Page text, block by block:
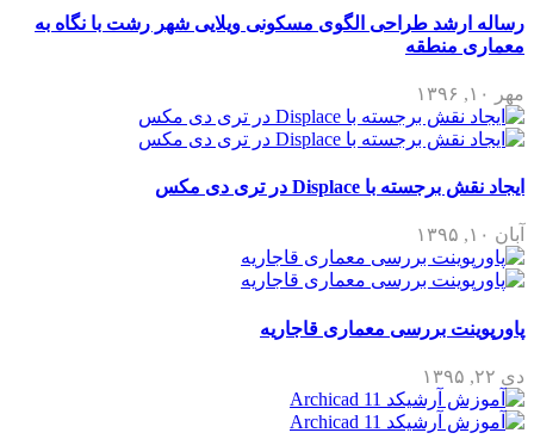
رساله ارشد طراحی الگوی مسکونی ویلایی شهر رشت با نگاه به
معماری منطقه
مهر ۱۰, ۱۳۹۶
ایجاد نقش برجسته با Displace در تری دی مکس
آبان ۱۰, ۱۳۹۵
پاورپوینت بررسی معماری قاجاریه
دی ۲۲, ۱۳۹۵